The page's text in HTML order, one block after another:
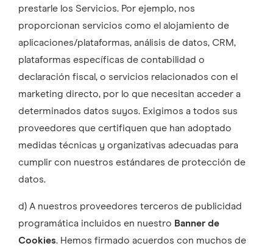
prestarle los Servicios. Por ejemplo, nos
proporcionan servicios como el alojamiento de
aplicaciones/plataformas, análisis de datos, CRM,
plataformas específicas de contabilidad o
declaración fiscal, o servicios relacionados con el
marketing directo, por lo que necesitan acceder a
determinados datos suyos. Exigimos a todos sus
proveedores que certifiquen que han adoptado
medidas técnicas y organizativas adecuadas para
cumplir con nuestros estándares de protección de
datos.
d) A nuestros proveedores terceros de publicidad
programática incluidos en nuestro Banner de
Cookies. Hemos firmado acuerdos con muchos de